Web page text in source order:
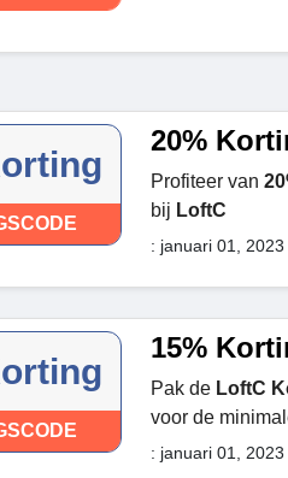
20%
Profiteer van
bij LoftC
: januari 01, 2023
15%
Pak de LoftC
voor de
: januari 01, 2023